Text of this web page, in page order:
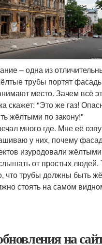
– одна из
трубы портят
место. Зачем всё
скажет: "Это же газ!
жёлтыми по закону!"
много где. Мне её
у них, почему
изуродовали
от простых людей.
что трубы должны быть
стоять на самом
на